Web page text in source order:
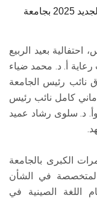
احتفالية عيد الربيع الصيني والعام الصيني الجديد 2025 بجامعة
بعيد الربيع
رعاية أ. د. محمد ضياء
نائب رئيس الجامعة
كامل نائب رئيس
وأ. د. سلوى رشاد عميد
الكبرى بالجامعة
في الشأن
اللغة الصينية في